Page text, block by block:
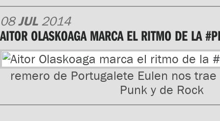
08JUL2014
AITOR OLASKOAGA MARCA EL RITMO DE LA
remero de Portugalete Eulen nos
Punk y de Rock